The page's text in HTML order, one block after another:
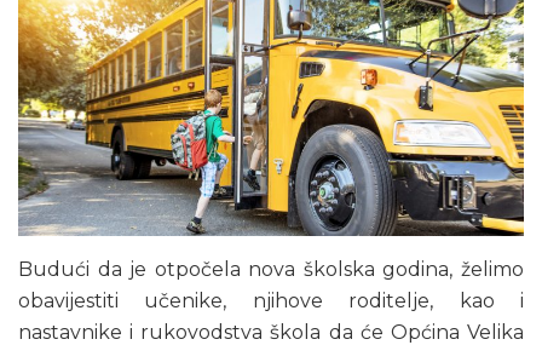
Budući da je otpočela nova školska godina, želimo
obavijestiti učenike, njihove roditelje, kao i
nastavnike i rukovodstva škola da će Općina Velika